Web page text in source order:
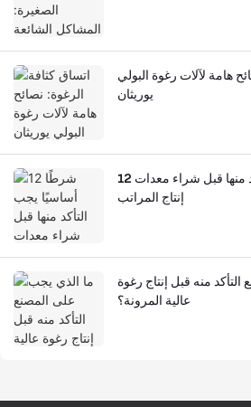
هامة لآلات رغوة البولي
يوريثان
12 شرطًا أساسيًا يجب التأكد منها قبل شراء معدات
إنتاج المراتب
منه قبل إنتاج رغوة
عالية المرونة؟